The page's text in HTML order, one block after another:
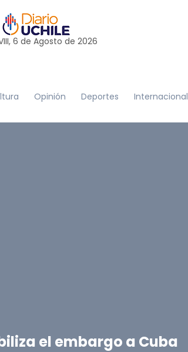
6 de Agosto de 2026
Opinión Deportes Internacional
el embargo a Cuba